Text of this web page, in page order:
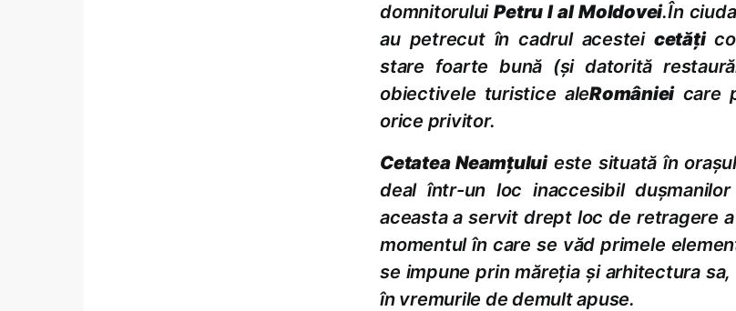
domnitoruluiPetru I al Moldovei.În
au petrecut în cadrul acestei cetăţi
stare foarte bună (şi datorită
obiectivele turistice aleRomânieicare
orice privitor.
Cetatea Neamţuluieste situată în
deal într-un loc inaccesibil
aceasta a servit drept loc de retragere
momentul în care se văd primele
se impune prin măreţia şi arhitectura
în vremurile de demult apuse.